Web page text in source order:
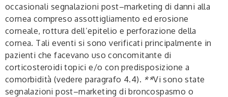
occasionali segnalazioni post–marketing di danni alla
cornea compreso assottigliamento ed erosione
corneale, rottura dell’epitelio e perforazione della
cornea. Tali eventi si sono verificati principalmente in
pazienti che facevano uso concomitante di
corticosteroidi topici e/o con predisposizione a
comorbidità (vedere paragrafo 4.4). **Vi sono state
segnalazioni post–marketing di broncospasmo o